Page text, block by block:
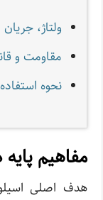
ولتاژ، جریان
مقاومت و
نحوه
مفاهیم
هدف اصلی